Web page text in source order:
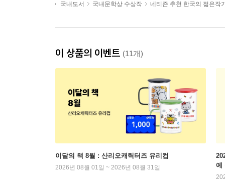
국내도서 국내문학상 수상작 네티즌 추천 한국의 젊은작
이 상품의 이벤트 (11개)
이달의 책 8월 : 산리오캐릭터즈 유리컵
2026년 08월 01일 ~ 2026년 08월 31일
예